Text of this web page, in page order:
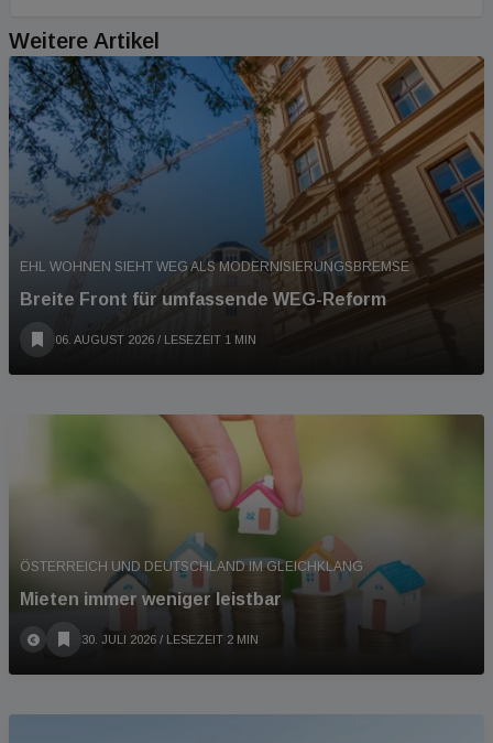
Weitere Artikel
EHL WOHNEN SIEHT WEG ALS MODERNISIERUNGSBREMSE
Breite Front für umfassende WEG-Reform
06. AUGUST 2026 / LESEZEIT 1 MIN
ÖSTERREICH UND DEUTSCHLAND IM GLEICHKLANG
Mieten immer weniger leistbar
30. JULI 2026 / LESEZEIT 2 MIN